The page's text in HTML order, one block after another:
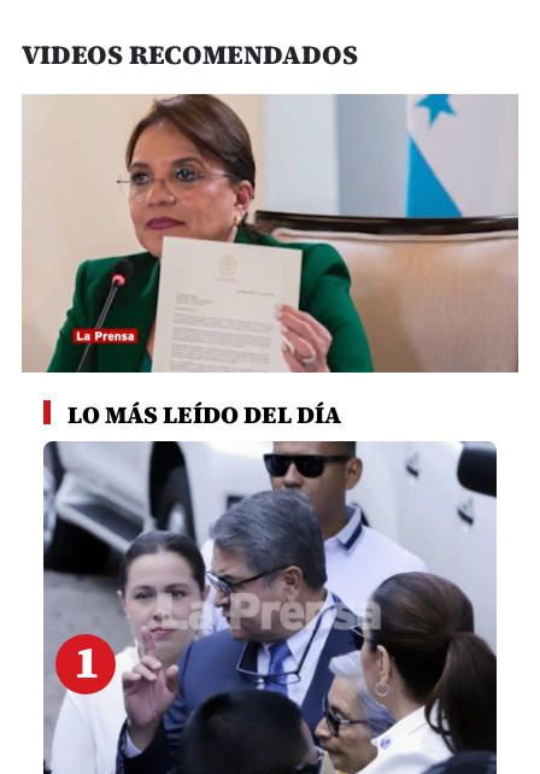
VIDEOS RECOMENDADOS
seconds
minute,
seconds
LO MÁS LEÍDO DEL DÍA
1